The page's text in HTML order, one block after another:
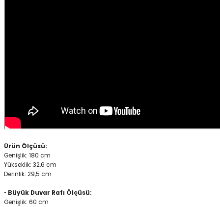
Ürün Ölçüsü:
Genişlik: 180 cm
Yükseklik: 32,6 cm
Derinlik: 29,5 cm
• Büyük Duvar Rafı Ölçüsü:
Genişlik: 60 cm